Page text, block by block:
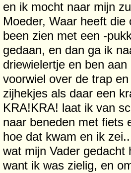
en ik mocht naar mijn
Moeder, Waar heeft
been zien met een -
gedaan, en dan ga ik
driewielertje en ben
voorwiel over de trap
zijhekjes als daar een
KRA!KRA! laat ik van
naar beneden met fiets
hoe dat kwam en ik
wat mijn Vader
want ik was zielig, en